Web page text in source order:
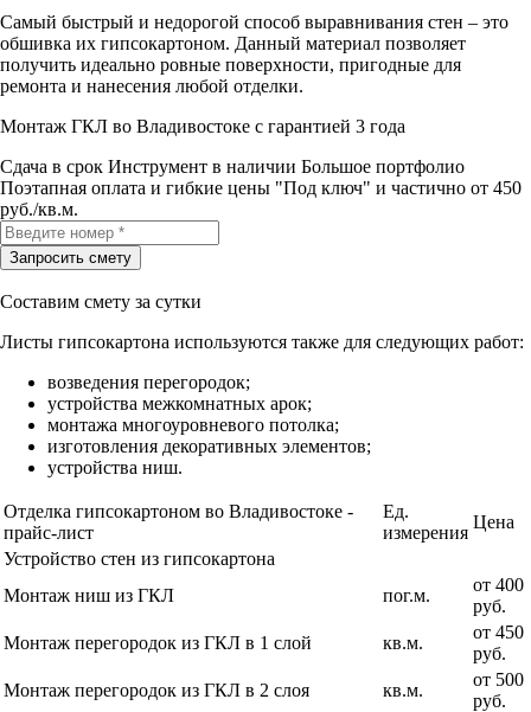
Самый быстрый и недорогой способ выравнивания стен – это
обшивка их гипсокартоном. Данный материал позволяет
получить идеально ровные поверхности, пригодные для
ремонта и нанесения любой отделки.
Монтаж ГКЛ во Владивостоке с гарантией 3 года
Сдача в срок Инструмент в наличии Большое портфолио
Поэтапная оплата и гибкие цены "Под ключ" и частично от 450
руб./кв.м.
Составим смету за сутки
Листы гипсокартона используются также для следующих работ:
возведения перегородок;
устройства межкомнатных арок;
монтажа многоуровневого потолка;
изготовления декоративных элементов;
устройства ниш.
Отделка гипсокартоном во Владивостоке -
прайс-лист
Ед.
измерения
Цена
Устройство стен из гипсокартона
Монтаж ниш из ГКЛ
пог.м.
от 400
руб.
Монтаж перегородок из ГКЛ в 1 слой
кв.м.
от 450
руб.
Монтаж перегородок из ГКЛ в 2 слоя
кв.м.
от 500
руб.